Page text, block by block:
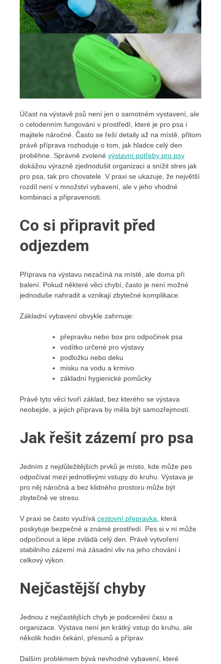
Účast na výstavě psů není jen o samotném vystavení, ale
o celodenním fungování v prostředí, které je pro psa i
majitele náročné. Často se řeší detaily až na místě, přitom
právě příprava rozhoduje o tom, jak hladce celý den
proběhne. Správně zvolené výstavní potřeby pro psy
dokážou výrazně zjednodušit organizaci a snížit stres jak
pro psa, tak pro chovatele. V praxi se ukazuje, že největší
rozdíl není v množství vybavení, ale v jeho vhodné
kombinaci a připravenosti.
Co si připravit před
odjezdem
Příprava na výstavu nezačíná na místě, ale doma při
balení. Pokud některé věci chybí, často je není možné
jednoduše nahradit a vznikají zbytečné komplikace.
Základní vybavení obvykle zahrnuje:
přepravku nebo box pro odpočinek psa
vodítko určené pro výstavy
podložku nebo deku
misku na vodu a krmivo
základní hygienické pomůcky
Právě tyto věci tvoří základ, bez kterého se výstava
neobejde, a jejich příprava by měla být samozřejmostí.
Jak řešit zázemí pro psa
Jedním z nejdůležitějších prvků je místo, kde může pes
odpočívat mezi jednotlivými vstupy do kruhu. Výstava je
pro něj náročná a bez klidného prostoru může být
zbytečně ve stresu.
V praxi se často využívá cestovní přepravka , která
poskytuje bezpečné a známé prostředí. Pes si v ní může
odpočinout a lépe zvládá celý den. Právě vytvoření
stabilního zázemí má zásadní vliv na jeho chování i
celkový výkon.
Nejčastější chyby
Jednou z nejčastějších chyb je podcenění času a
organizace. Výstava není jen krátký vstup do kruhu, ale
několik hodin čekání, přesunů a příprav.
Dalším problémem bývá nevhodné vybavení, které